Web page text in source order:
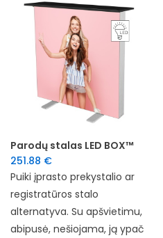
Parodų stalas LED BOX™
251.88 €
Puiki įprasto prekystalio ar
registratūros stalo
alternatyva. Su apšvietimu,
abipusė, nešiojama, ją ypač